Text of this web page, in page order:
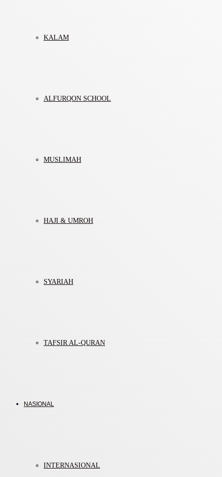
KALAM
ALFURQON SCHOOL
MUSLIMAH
HAJI & UMROH
SYARIAH
TAFSIR AL-QURAN
NASIONAL
INTERNASIONAL